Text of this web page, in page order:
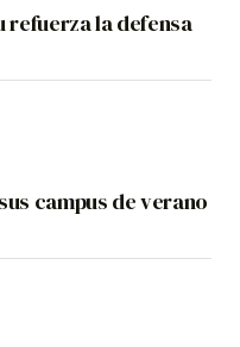
refuerza la defensa
campus de verano